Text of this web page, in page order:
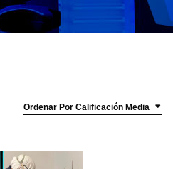
Ordenar Por Calificación Media